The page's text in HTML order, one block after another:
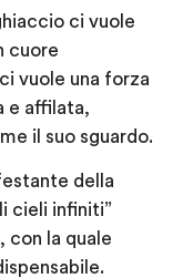
ci vuole
cuore
vuole una forza
e affilata,
il suo sguardo.
della
cieli infiniti”
con la quale